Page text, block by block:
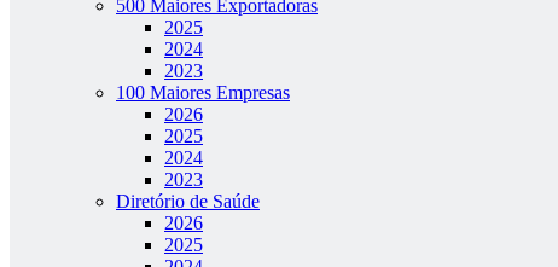
500 Maiores Exportadoras
2025
2024
2023
100 Maiores Empresas
2026
2025
2024
2023
Diretório de Saúde
2026
2025